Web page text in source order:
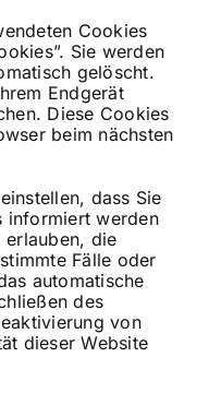
Cookies
Sie werden
gelöscht.
Endgerät
Diese Cookies
beim nächsten
dass Sie
informiert werden
erlauben, die
Fälle oder
automatische
des
von
dieser Website